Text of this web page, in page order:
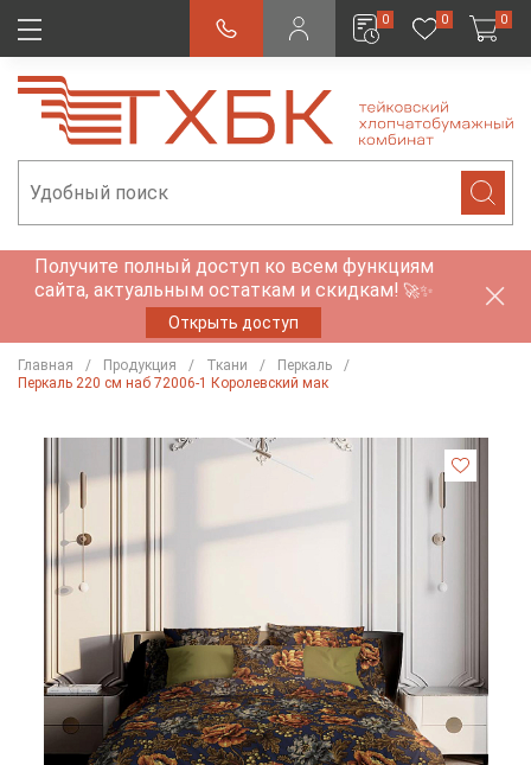
0 0 0
Получите полный доступ ко всем функциям
сайта, актуальным остаткам и скидкам! 🚀✨
Открыть доступ
Главная Продукция Ткани
Перкаль
Перкаль 220 см наб 72006-1 Королевский мак